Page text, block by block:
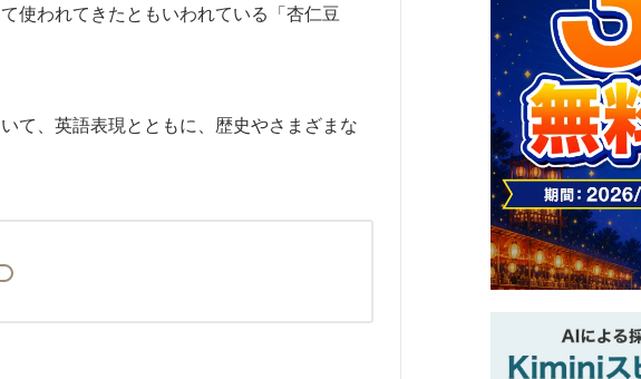
使われてきたともいわれている「杏仁豆
て、英語表現とともに、歴史やさまざまな